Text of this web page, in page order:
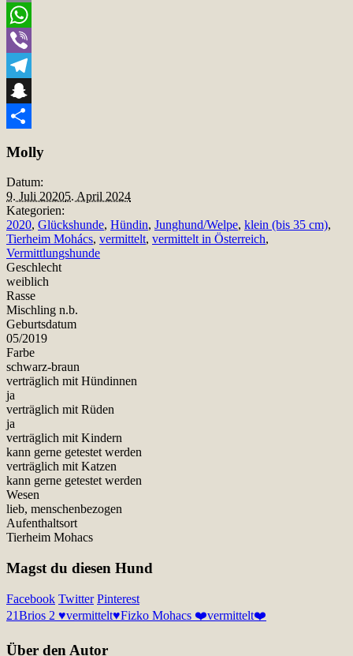
Email
WhatsApp
Viber
Telegram
Snapchat
Molly
Datum:
9. Juli 20205. April 2024
Kategorien:
2020, Glückshunde, Hündin, Junghund/Welpe, klein (bis 35 cm),
Tierheim Mohács, vermittelt, vermittelt in Österreich,
Vermittlungshunde
Geschlecht
weiblich
Rasse
Mischling n.b.
Geburtsdatum
05/2019
Farbe
schwarz-braun
verträglich mit Hündinnen
ja
verträglich mit Rüden
ja
verträglich mit Kindern
kann gerne getestet werden
verträglich mit Katzen
kann gerne getestet werden
Wesen
lieb, menschenbezogen
Aufenthaltsort
Tierheim Mohacs
Magst du diesen Hund
Facebook Twitter Pinterest
21Brios 2 ♥vermittelt♥Fizko Mohacs ❤️vermittelt❤️
Über den Autor